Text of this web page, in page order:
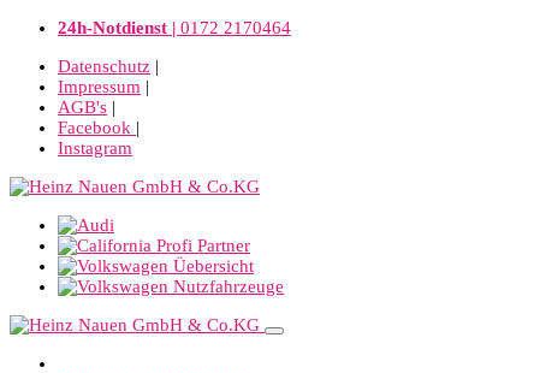
24h-Notdienst | 0172 2170464
Datenschutz |
Impressum |
AGB's |
Facebook |
Instagram